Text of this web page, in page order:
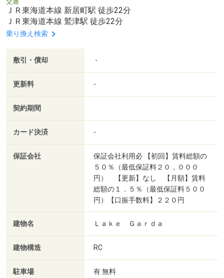
ＪＲ東海道本線 新居町駅 徒歩22分
ＪＲ東海道本線 鷲津駅 徒歩22分
乗り換え検索
敷引・償却 -
更新料 -
契約期間
カード決済 -
保証会社
保証会社利用必 【初回】賃料総額の
５０％（最低保証料２０，０００
円） 【更新】なし 【月額】賃料
総額の１．５％（最低保証料５００
円）【口振手数料】２２０円
建物名 Ｌａｋｅ Ｇａｒｄａ
建物構造 RC
駐車場 有 無料